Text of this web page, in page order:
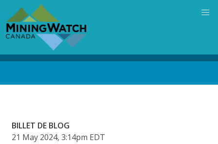
main
content
BILLET DE BLOG
21 May 2024, 3:14pm EDT